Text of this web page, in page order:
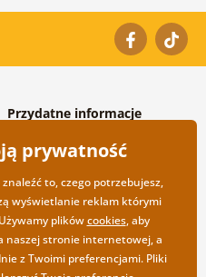
Przydatne informacje
Często zadawane pytania
Kontakt
Współpraca hurtowa
prywatność
to, czego potrzebujesz,
wyświetlanie reklam którymi
plikówcookies, aby
naszej stronie internetowej, a
z Twoimi preferencjami. Pliki